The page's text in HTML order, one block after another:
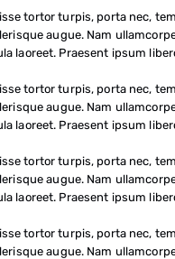
tortor turpis, porta nec,
augue. Nam
laoreet. Praesent ipsum
tortor turpis, porta nec,
augue. Nam
laoreet. Praesent ipsum
tortor turpis, porta nec,
augue. Nam
laoreet. Praesent ipsum
tortor turpis, porta nec,
augue. Nam